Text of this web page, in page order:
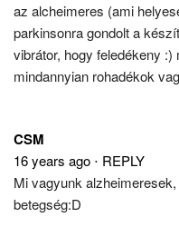
az alcheimeres (ami
parkinsonra gondolt a
vibrátor, hogy feledékeny
mindannyian rohadékok
CSM
16 years ago ⋅ REPLY
Mi vagyunk
betegség:D